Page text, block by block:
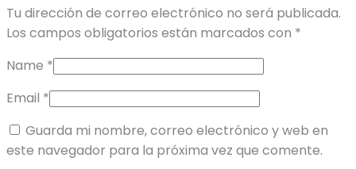
Tu dirección de correo electrónico no será publicada.
Los campos obligatorios están marcados con *
Name *
Email *
Guarda mi nombre, correo electrónico y web en
este navegador para la próxima vez que comente.